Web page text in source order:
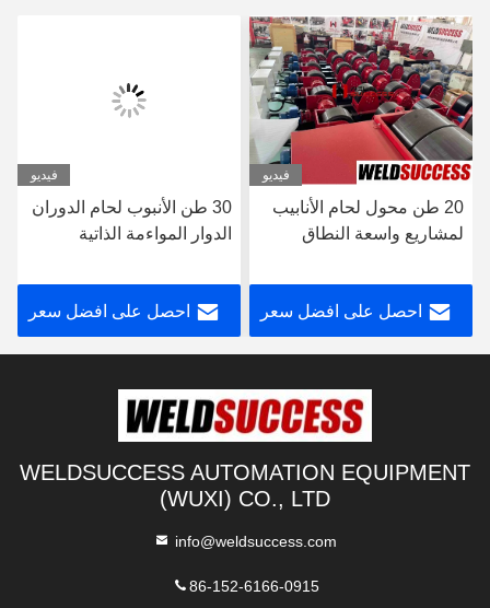
فيديو
20 طن محول لحام الأنابيب
لمشاريع واسعة النطاق
احصل على افضل سعر
فيديو
30 طن الأنبوب لحام الدوران
الدوار المواءمة الذاتية
احصل على افضل سعر
WELDSUCCESS AUTOMATION EQUIPMENT
(WUXI) CO., LTD
info@weldsuccess.com
86-152-6166-0915